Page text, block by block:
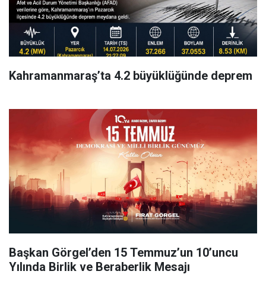
Kahramanmaraş’ta 4.2 büyüklüğünde deprem
Başkan Görgel’den 15 Temmuz’un 10’uncu
Yılında Birlik ve Beraberlik Mesajı